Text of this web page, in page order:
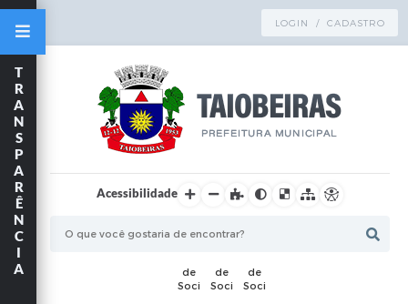
LOGIN / CADASTRO
Acessibilidade
T
R
A
N
S
P
A
R
Ê
N
C
I
A